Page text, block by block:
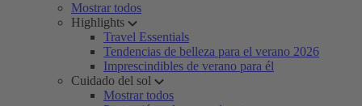
Mostrar todos
Highlights
Travel Essentials
Tendencias de belleza para el verano 2026
Imprescindibles de verano para él
Cuidado del sol
Mostrar todos